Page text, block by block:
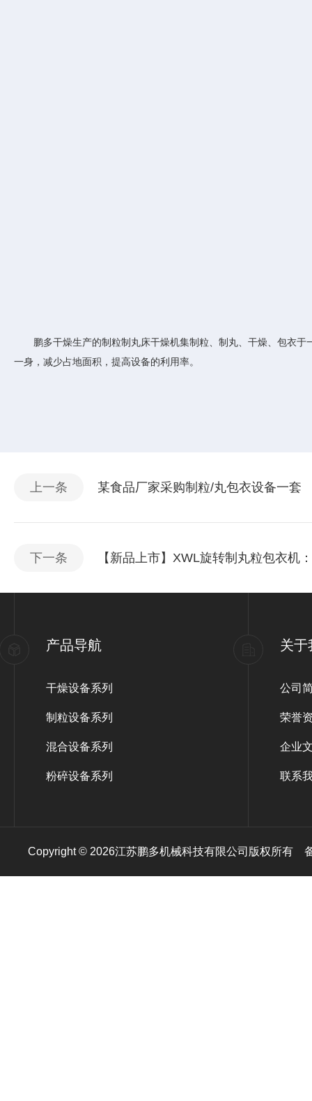
鹏多干燥生产的制粒制丸床干燥机集制粒、制丸、干燥、包衣于
一身，减少占地面积，提高设备的利用率。
上一条 某食品厂家采购制粒/丸包衣设备一套
下一条 【新品上市】XWL旋转制丸粒包衣机
产品导航
干燥设备系列
制粒设备系列
混合设备系列
粉碎设备系列
关于
公司
荣誉
企业
联系
Copyright © 2026江苏鹏多机械科技有限公司版权所有